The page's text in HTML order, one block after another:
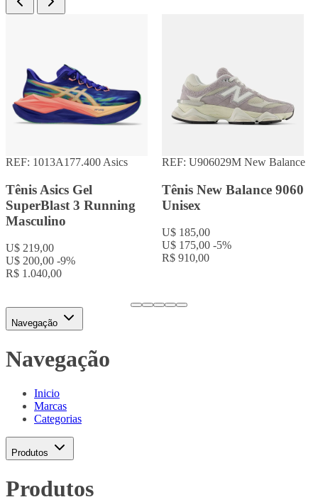
REF: 1013A177.400 Asics
Tênis Asics Gel
SuperBlast 3 Running
Masculino
U$ 219,00
U$ 200,00 -9%
R$ 1.040,00
REF: U906029M New Balance
Tênis New Balance 9060
Unisex
U$ 185,00
U$ 175,00 -5%
R$ 910,00
Navegação
Navegação
Inicio
Marcas
Categorias
Produtos
Produtos